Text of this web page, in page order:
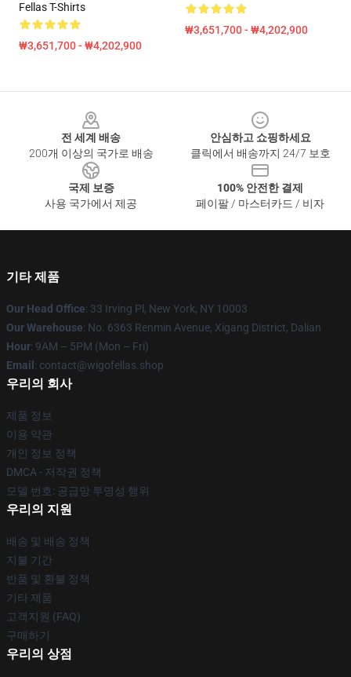
Fellas T-Shirts
₩3,651,700 - ₩4,202,900
₩3,651,700 - ₩4,202,900
전 세계 배송
200개 이상의 국가로 배송
안심하고 쇼핑하세요
클릭에서 배송까지 24/7 보호
국제 보증
사용 국가에서 제공
100% 안전한 결제
페이팔 / 마스터카드 / 비자
기타 제품
Our Head Office: 33 Irving Pl, New York, NY 10003
Our Warehouse: No. 6363 Renmin Avenue, Xigang District, Dalian
Hour: 9AM – 5PM (Mon – Fri)
Email : contact@wigofellas.shop
우리의 회사
제품 정보
이용 약관
개인 정보 정책
DMCA - 저작권 정책
모델 번호: 공급망 투명성 행위
우리의 지원
배송 및 배송 정책
지불 기간
반품 및 환불 정책
기타 제품
고객지원 (FAQ)
구매하기
우리의 상점